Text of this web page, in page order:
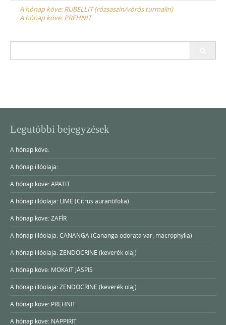
navigation
A hónap köve: RUBELLIT (rózsaszín/vörös turmalin)
A hónap köve: PREHNIT
Legutóbbi bejegyzések
A hónap köve:
A hónap illóolaja:
A hónap köve: APATIT
A hónap illóolaja: LIME (Citrus aurantifolia)
A hónap köve: ZAFÍR
A hónap illóolaja: CANANGA (Cananga odorata var. macrophylla)
A hónap illóolaja: ZENDOCRINE (keverék olaj)
A hónap köve: MOKAIT JÁSPIS
A hónap illóolaja: ZENDOCRINE (keverék olaj)
A hónap köve: PREHNIT
A hónap köve: NAPPIRIT